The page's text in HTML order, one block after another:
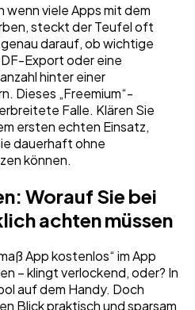
wenn viele Apps mit dem
steckt der Teufel oft
darauf, ob wichtige
Export oder eine
hinter einer
Dieses „Freemium“-
Falle. Klären Sie
ersten echten Einsatz,
dauerhaft ohne
können.
Worauf Sie bei
achten müssen
App kostenlos“ im App
– klingt verlockend, oder? In
auf dem Handy. Doch
Blick praktisch und sparsam